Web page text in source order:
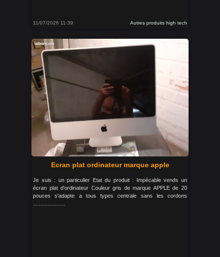
11/07/2026 11:39 Autres produits high tech
Ecran plat ordinateur marque apple
Je suis : un particulier Etat du produit : Impécable vends un
écran plat d'ordinateur Couleur gris de marque APPLE de 20
pouces s'adapte a tous types centrale sans les cordons